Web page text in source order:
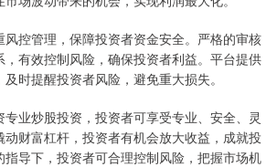
控管理，保障投资者资金安全。严格的审核
有效控制风险，确保投资者利益。平台提供
时提醒投资者风险，避免重大损失。
业炒股投资，投资者可享受专业、安全、灵
财富杠杆，投资者有机会放大收益，成就投
指导下，投资者可合理控制风险，把握市场机